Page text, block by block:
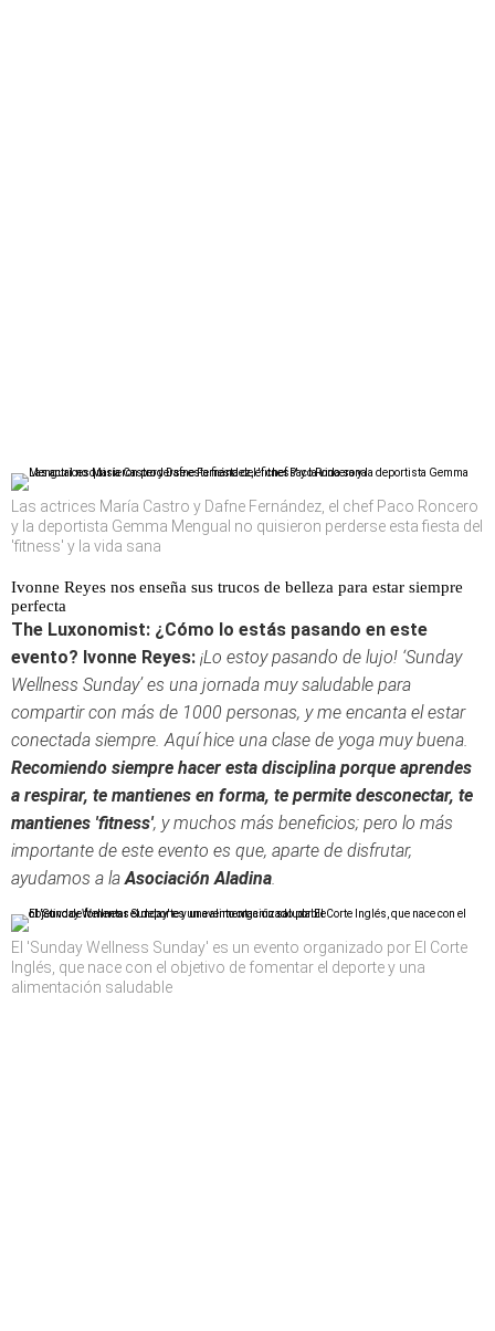
Las actrices María Castro y Dafne Fernández, el chef Paco Roncero
y la deportista Gemma Mengual no quisieron perderse esta fiesta del
'fitness' y la vida sana
Ivonne Reyes nos enseña sus trucos de belleza para estar siempre
perfecta
The Luxonomist: ¿Cómo lo estás pasando en este
evento? Ivonne Reyes: ¡Lo estoy pasando de lujo! ‘Sunday
Wellness Sunday’ es una jornada muy saludable para
compartir con más de 1000 personas, y me encanta el estar
conectada siempre. Aquí hice una clase de yoga muy buena.
Recomiendo siempre hacer esta disciplina porque aprendes
a respirar, te mantienes en forma, te permite desconectar, te
mantienes 'fitness', y muchos más beneficios; pero lo más
importante de este evento es que, aparte de disfrutar,
ayudamos a laAsociación Aladina.
El 'Sunday Wellness Sunday' es un evento organizado por El Corte
Inglés, que nace con el objetivo de fomentar el deporte y una
alimentación saludable